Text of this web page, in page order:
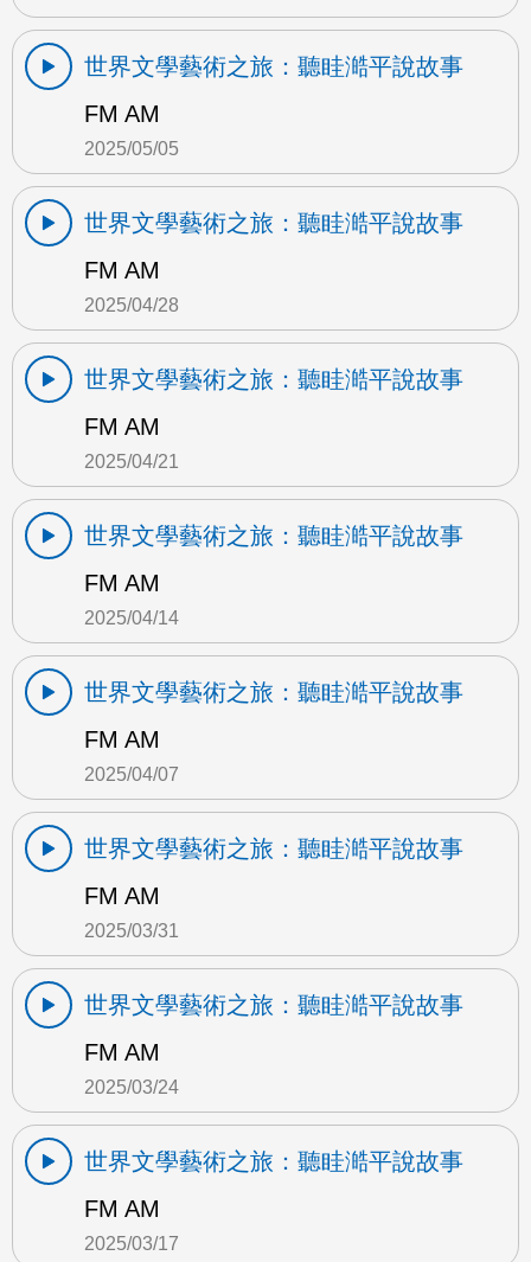
世界文學藝術之旅：聽眭澔平說故事
FM AM
2025/05/05
世界文學藝術之旅：聽眭澔平說故事
FM AM
2025/04/28
世界文學藝術之旅：聽眭澔平說故事
FM AM
2025/04/21
世界文學藝術之旅：聽眭澔平說故事
FM AM
2025/04/14
世界文學藝術之旅：聽眭澔平說故事
FM AM
2025/04/07
世界文學藝術之旅：聽眭澔平說故事
FM AM
2025/03/31
世界文學藝術之旅：聽眭澔平說故事
FM AM
2025/03/24
世界文學藝術之旅：聽眭澔平說故事
FM AM
2025/03/17